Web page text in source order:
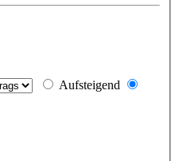
Aufsteigend